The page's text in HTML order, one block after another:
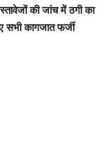
की जांच में ठगी का
कागजात फर्जी